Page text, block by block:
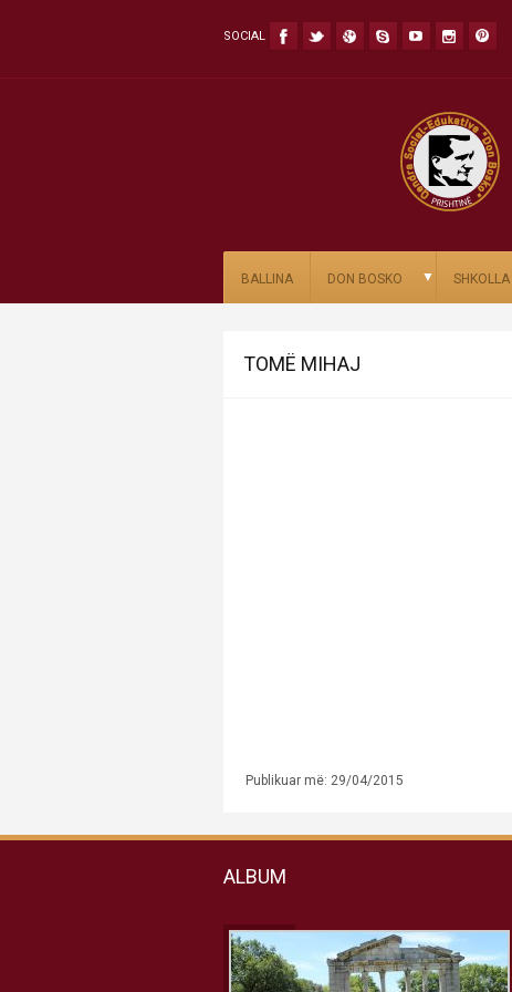
SOCIAL
BALLINA DON BOSKO ▼ SHKOLLA
TOMË MIHAJ
Publikuar më: 29/04/2015
ALBUM